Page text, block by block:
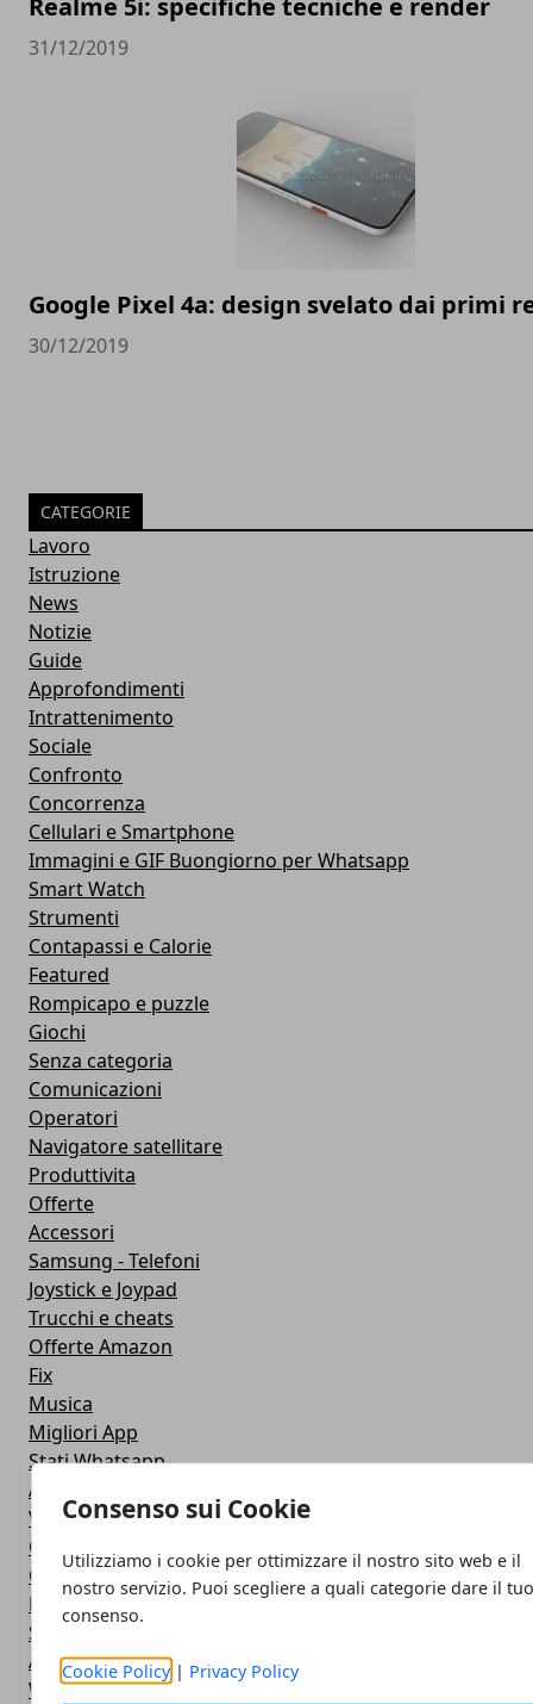
Consenso sui Cookie
Utilizziamo i cookie per ottimizzare il nostro sito web e il
nostro servizio. Puoi scegliere a quali categorie dare il
consenso.
Cookie Policy | Privacy Policy
Realme 5i: specifiche tecniche e render
31/12/2019
Google Pixel 4a: design svelato dai primi
30/12/2019
CATEGORIE
Lavoro
Istruzione
News
Notizie
Guide
Approfondimenti
Intrattenimento
Sociale
Confronto
Concorrenza
Cellulari e Smartphone
Immagini e GIF Buongiorno per Whatsapp
Smart Watch
Strumenti
Contapassi e Calorie
Featured
Rompicapo e puzzle
Giochi
Senza categoria
Comunicazioni
Operatori
Navigatore satellitare
Produttivita
Offerte
Accessori
Samsung - Telefoni
Joystick e Joypad
Trucchi e cheats
Offerte Amazon
Fix
Musica
Migliori App
Stati Whatsapp
Applicazioni
Viaggi
Galaxy Note 5
Google Play
Fotografia
Stile di vita
Antivirus
Widget Orologio